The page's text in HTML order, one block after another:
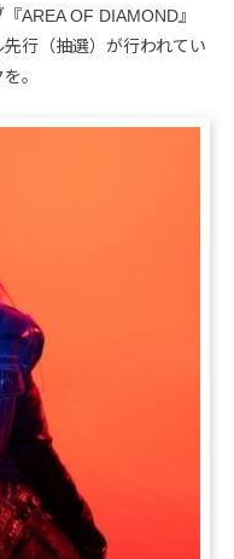
AREA OF DIAMOND』
行（抽選）が行われてい
。